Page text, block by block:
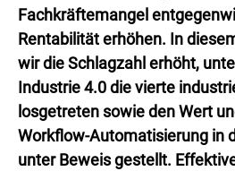
Fachkräftemangel
Rentabilität erhöhen. In
wir die Schlagzahl erhöht,
Industrie 4.0 die vierte
losgetreten sowie den Wert
Workflow-Automatisierung in
unter Beweis gestellt.